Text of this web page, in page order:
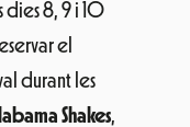
dies 8, 9 i 10
el
durant les
Shakes,